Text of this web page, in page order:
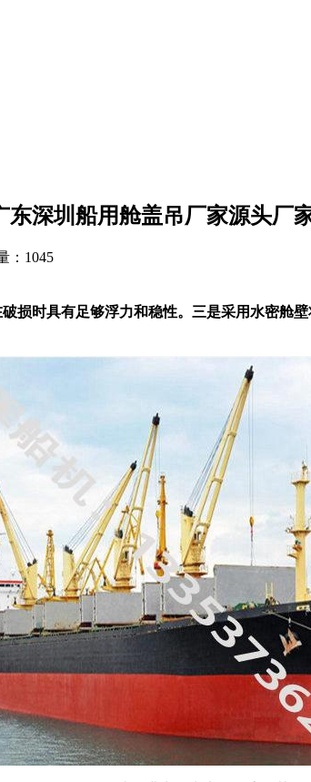
东深圳船用舱盖吊厂家源头厂
：1045
损时具有足够浮力和稳性。三是采用水密舱